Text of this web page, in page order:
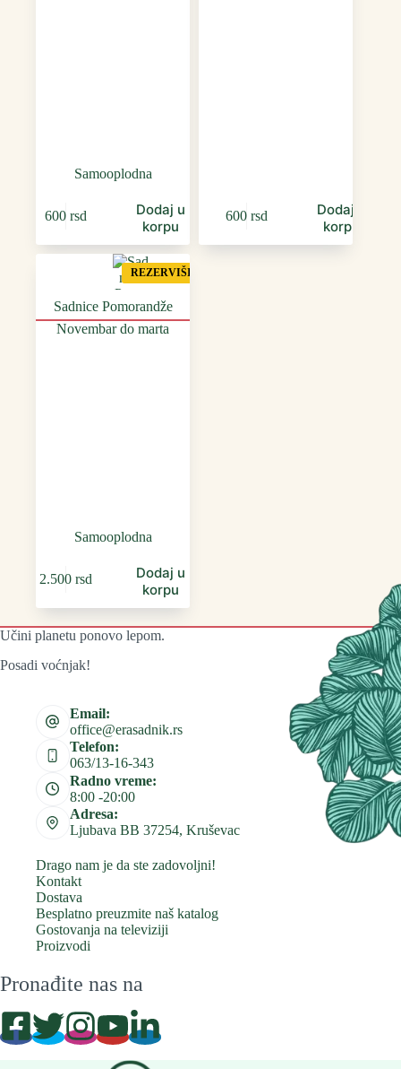
Samooplodna
600 rsd
Dodaj u
korpu
600 rsd
Dodaj u
korpu
REZERVIŠI
Sadnice Pomorandže
Novembar do marta
Samooplodna
2.500 rsd
Dodaj u
korpu
Učini planetu ponovo lepom.
Posadi voćnjak!
Email:
office@erasadnik.rs
Telefon:
063/13-16-343
Radno vreme:
8:00 -20:00
Adresa:
Ljubava BB 37254, Kruševac
Drago nam je da ste zadovoljni!
Kontakt
Dostava
Besplatno preuzmite naš katalog
Gostovanja na televiziji
Proizvodi
Pronađite nas na